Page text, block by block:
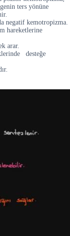
ters yönüne
negatif kemotropizma.
hareketlerine
arar.
desteğe